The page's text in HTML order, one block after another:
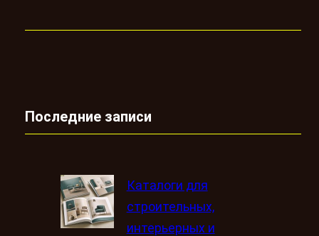
Последние записи
Каталоги для
строительных,
интерьерных и